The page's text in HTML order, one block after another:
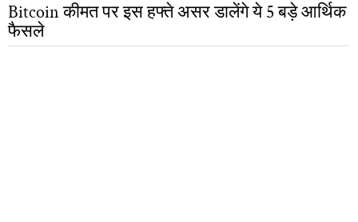
Bitcoin कीमत पर इस हफ्ते असर डालेंगे ये 5 बड़े आर्थिक
फैसले